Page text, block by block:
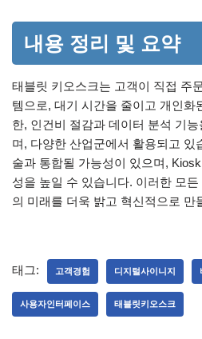
내용 정리 및 요약
태블릿 키오스크는 고객이 직접 주
템으로, 대기 시간을 줄이고 개인화
한, 인건비 절감과 데이터 분석 기
며, 다양한 산업군에서 활용되고 있
술과 통합될 가능성이 있으며,
성을 높일 수 있습니다. 이러한 모
의 미래를 더욱 밝고 혁신적으로 만
태그: 고객경험 디지털사이니지
사용자인터페이스 태블릿키오스크